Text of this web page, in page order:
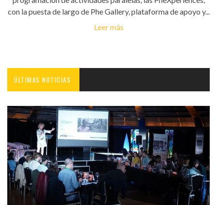
con la puesta de largo de Phe Gallery, plataforma de apoyo y...
Leer más
ÚLTIMAS NOTICIAS'